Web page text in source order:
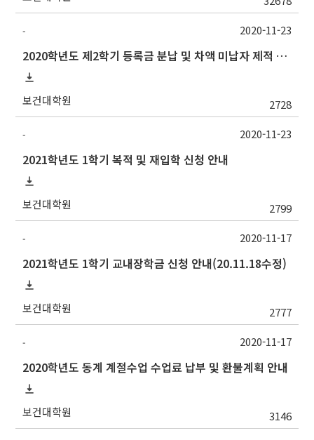
-
2020학년도 제2학기 등록금 분납 및 차액 미납자 제적 예정 알림
보건대학원 2728
2020-11-23
-
2021학년도 1학기 복적 및 재입학 신청 안내
보건대학원 2799
2020-11-23
-
2021학년도 1학기 교내장학금 신청 안내(20.11.18수정)
보건대학원 2777
2020-11-17
-
2020학년도 동계 계절수업 수업료 납부 및 환불계획 안내
보건대학원 3146
2020-11-17